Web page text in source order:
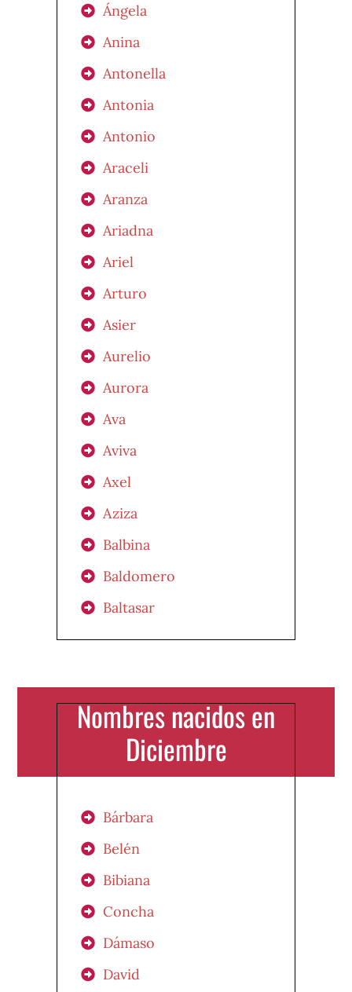
Ángela
Anina
Antonella
Antonia
Antonio
Araceli
Aranza
Ariadna
Ariel
Arturo
Asier
Aurelio
Aurora
Ava
Aviva
Axel
Aziza
Balbina
Baldomero
Baltasar
Nombres nacidos en
Diciembre
Bárbara
Belén
Bibiana
Concha
Dámaso
David